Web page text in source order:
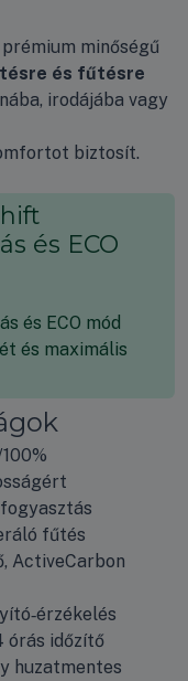
minőségű
és fűtésre
irodájába vagy
biztosít.
és ECO
és ECO mód
és maximális
fogyasztás
fűtés
ActiveCarbon
órás időzítő
huzatmentes